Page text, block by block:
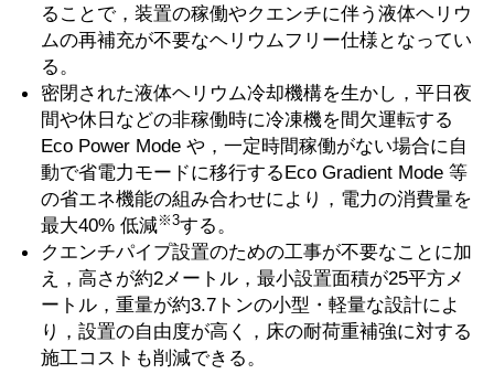
ることで，装置の稼働やクエンチに伴う液体ヘリウ
ムの再補充が不要なヘリウムフリー仕様となってい
る。
密閉された液体ヘリウム冷却機構を生かし，平日夜
間や休日などの非稼働時に冷凍機を間欠運転する
Eco Power Mode や，一定時間稼働がない場合に自
動で省電力モードに移行するEco Gradient Mode 等
の省エネ機能の組み合わせにより，電力の消費量を
最大40% 低減※3する。
クエンチパイプ設置のための工事が不要なことに加
え，高さが約2メートル，最小設置面積が25平方メ
ートル，重量が約3.7トンの小型・軽量な設計によ
り，設置の自由度が高く，床の耐荷重補強に対する
施工コストも削減できる。